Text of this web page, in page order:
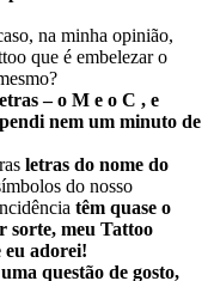
na minha opinião,
que é embelezar o
– o M e o C , e
nem um minuto de
letras do nome do
do nosso
têm quase o
sorte, meu Tattoo
eu adorei!
questão de gosto,